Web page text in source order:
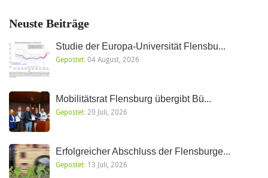
Neuste Beiträge
Studie der Europa-Universität Flensbu...
Gepostet:04 August, 2026
Mobilitätsrat Flensburg übergibt Bü...
Gepostet:20 Juli, 2026
Erfolgreicher Abschluss der Flensburge...
Gepostet: 13 Juli, 2026